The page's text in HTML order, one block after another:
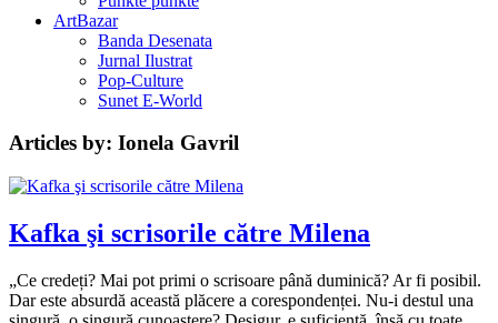
ArtBazar
Banda Desenata
Jurnal Ilustrat
Pop-Culture
Sunet E-World
Articles by: Ionela Gavril
Kafka şi scrisorile către Milena
„Ce credeți? Mai pot primi o scrisoare până duminică? Ar fi posibil.
Dar este absurdă această plăcere a corespondenței. Nu-i destul una